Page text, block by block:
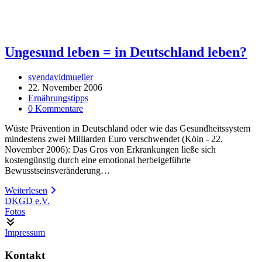
Ungesund leben = in Deutschland leben?
Beitrags-
Autor:
svendavidmueller
Beitrag
veröffentlicht:
22. November 2006
Beitrags-
Kategorie:
Ernährungstipps
Beitrags-
0 Kommentare
Wüste Prävention in Deutschland oder wie das Gesundheitssystem
mindestens zwei Milliarden Euro verschwendet (Köln - 22.
November 2006): Das Gros von Erkrankungen ließe sich
kostengünstig durch eine emotional herbeigeführte
Bewusstseinsveränderung…
Weiterlesen Ungesund
leben
DKGD e.V.
Fotos
Impressum
Kontakt